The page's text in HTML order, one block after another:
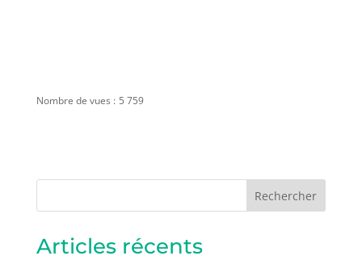
Nombre de vues : 5 759
Rechercher
Articles récents